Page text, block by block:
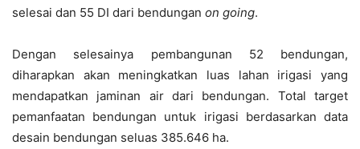
selesai dan 55 DI dari bendungan on going.
Dengan selesainya pembangunan 52 bendungan,
diharapkan akan meningkatkan luas lahan irigasi yang
mendapatkan jaminan air dari bendungan. Total target
pemanfaatan bendungan untuk irigasi berdasarkan data
desain bendungan seluas 385.646 ha.